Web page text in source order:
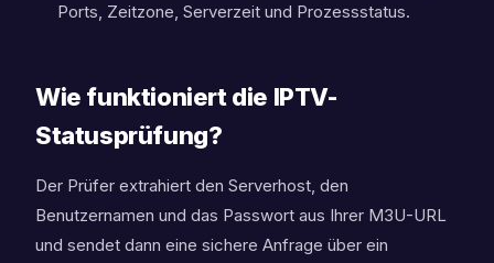
Ports, Zeitzone, Serverzeit und Prozessstatus.
Wie funktioniert die IPTV-
Statusprüfung?
Der Prüfer extrahiert den Serverhost, den
Benutzernamen und das Passwort aus Ihrer M3U-URL
und sendet dann eine sichere Anfrage über ein